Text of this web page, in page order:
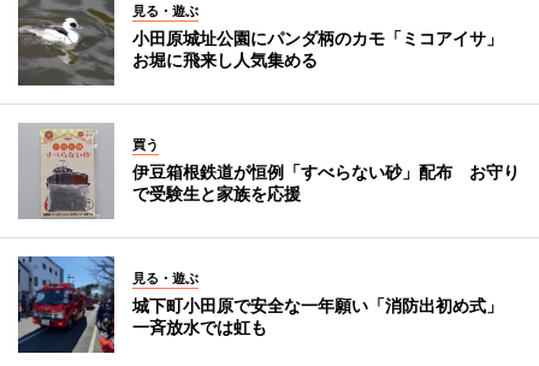
見る・遊ぶ
小田原城址公園にパンダ柄のカモ「ミコアイサ」
お堀に飛来し人気集める
買う
伊豆箱根鉄道が恒例「すべらない砂」配布 お守り
で受験生と家族を応援
見る・遊ぶ
城下町小田原で安全な一年願い「消防出初め式」
一斉放水では虹も